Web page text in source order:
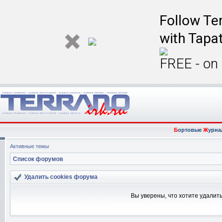
Follow
with
FREE -
БортовыеЖ
Активные темы
Список форумов
Удалить cookies форума
Вы уверены, что хотите